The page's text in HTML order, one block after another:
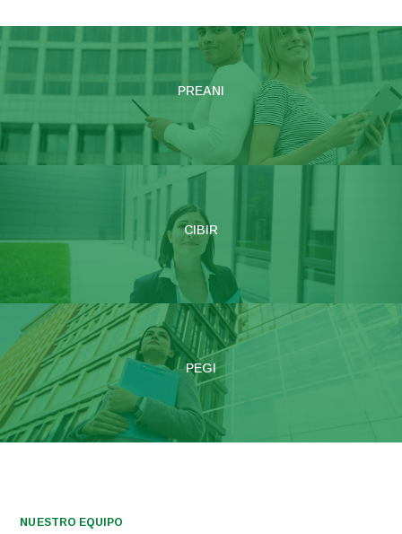
PREANI
CIBIR
PEGI
NUESTRO EQUIPO